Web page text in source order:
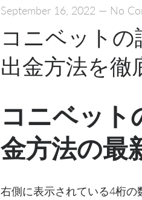
September 16, 2022 — No
コニベットの
出金方法を徹
コニベット
金方法の最
右側に表示されている4桁